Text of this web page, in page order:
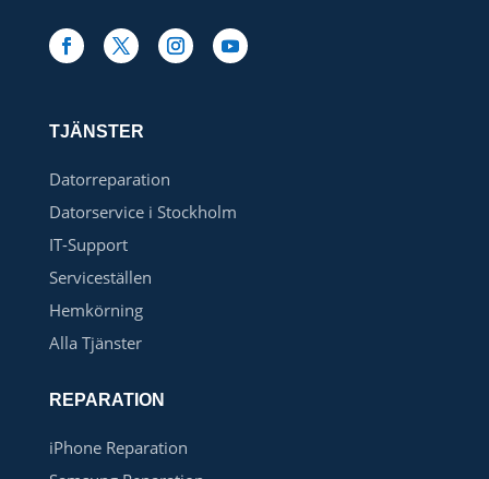
TJÄNSTER
Datorreparation
Datorservice i Stockholm
IT-Support
Serviceställen
Hemkörning
Alla Tjänster
REPARATION
iPhone Reparation